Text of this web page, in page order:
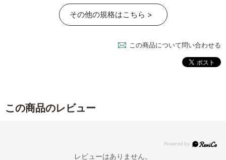
その他の規格はこちら >
この商品について問い合わせる
この商品のレビュー
レビューはありません。